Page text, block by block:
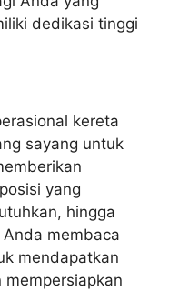
dedikasi tinggi
kereta
sayang untuk
yang
hingga
membaca
mendapatkan